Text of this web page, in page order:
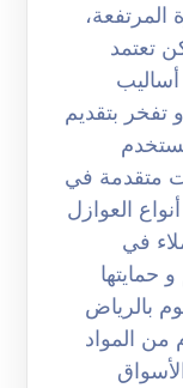
المرتفعة،
تعتمد
تفخر بتقديم
متقدمة في
العوازل
في
حمايتها
بالرياض
من المواد